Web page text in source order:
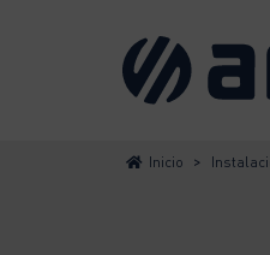
Inicio >